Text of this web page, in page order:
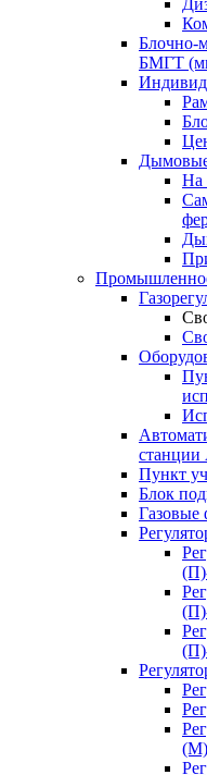
Блочно-
БМГТ
На
Пункт
Блок
Газовые
(М)